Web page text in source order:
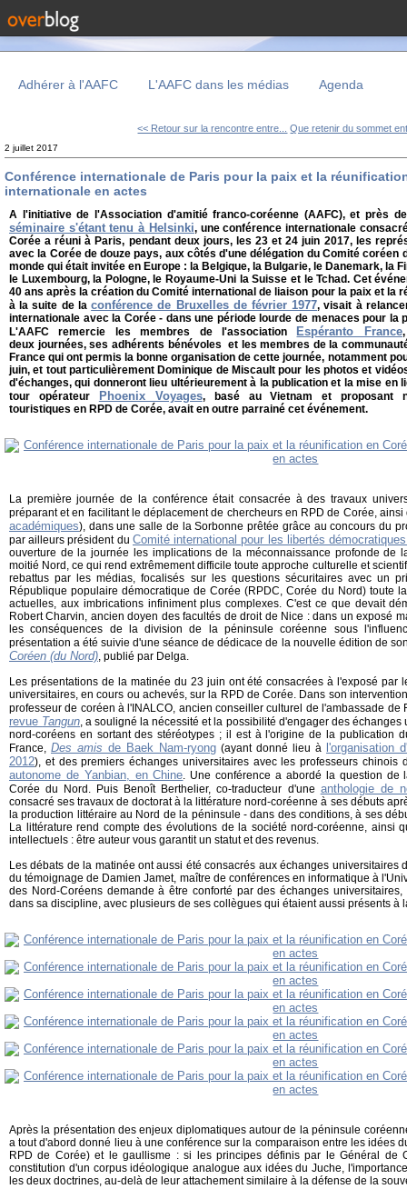
Adhérer à l'AAFC L'AAFC dans les médias Agenda
<< Retour sur la rencontre entre... Que retenir du sommet
2 juillet 2017
Conférence internationale de Paris pour la paix et la
internationale en actes
A l'initiative de l'Association d'amitié franco-coréenne (AAFC), et près
séminaire s'étant tenu à Helsinki, une conférence internationale
Corée a réuni à Paris, pendant deux jours, les 23 et 24 juin 2017, les
avec la Corée de douze pays, aux côtés d'une délégation du Comité coréen
monde qui était invitée en Europe : la Belgique, la Bulgarie, le Danemark, la
le Luxembourg, la Pologne, le Royaume-Uni la Suisse et le Tchad. Cet
40 ans après la création du Comité international de liaison pour la paix et la
à la suite de laconférence de Bruxelles de février 1977, visait à
internationale avec la Corée - dans une période lourde de menaces pour la
L'AAFC remercie les membres de l'association
Espéranto France
deux journées, ses adhérents bénévoles et les membres de la
France qui ont permis la bonne organisation de cette journée, notamment
juin, et tout particulièrement Dominique de Miscault pour les photos et
d'échanges, qui donneront lieu ultérieurement à la publication et la mise en
tour opérateur
Phoenix Voyages, basé au Vietnam et proposant
touristiques en RPD de Corée, avait en outre parrainé cet événement.
La première journée de la conférence était consacrée à des travaux
préparant et en facilitant le déplacement de chercheurs en RPD de Corée,
académiques), dans une salle de la Sorbonne prêtée grâce au concours du
par ailleurs président du Comité international pour les libertés
ouverture de la journée les implications de la méconnaissance profonde de
moitié Nord, ce qui rend extrêmement difficile toute approche culturelle et
rebattus par les médias, focalisés sur les questions sécuritaires avec un
République populaire démocratique de Corée (RPDC, Corée du Nord) toute
actuelles, aux imbrications infiniment plus complexes. C'est ce que devait
Robert Charvin, ancien doyen des facultés de droit de Nice : dans un exposé
les conséquences de la division de la péninsule coréenne sous
présentation a été suivie d'une séance de dédicace de la nouvelle édition de
Coréen (du Nord), publié par Delga.
Les présentations de la matinée du 23 juin ont été consacrées à l'exposé par
universitaires, en cours ou achevés, sur la RPD de Corée. Dans son
professeur de coréen à l'INALCO, ancien conseiller culturel de l'ambassade
revue Tangun, a souligné la nécessité et la possibilité d'engager des
nord-coréens en sortant des stéréotypes ; il est à l'origine de la publication
France, Des amis de Baek Nam-ryong (ayant donné lieu à l'organisation
2012), et des premiers échanges universitaires avec les professeurs
autonome de Yanbian, en Chine. Une conférence a abordé la question de
Corée du Nord. Puis Benoît Berthelier, co-traducteur d'une anthologie de
consacré ses travaux de doctorat à la littérature nord-coréenne à ses débuts
la production littéraire au Nord de la péninsule - dans des conditions, à ses
La littérature rend compte des évolutions de la société nord-coréenne, ainsi
intellectuels : être auteur vous garantit un statut et des revenus.
Les débats de la matinée ont aussi été consacrés aux échanges universitaires
du témoignage de Damien Jamet, maître de conférences en informatique à
des Nord-Coréens demande à être conforté par des échanges
dans sa discipline, avec plusieurs de ses collègues qui étaient aussi présents à
Après la présentation des enjeux diplomatiques autour de la péninsule
a tout d'abord donné lieu à une conférence sur la comparaison entre les idées
RPD de Corée) et le gaullisme : si les principes définis par le Général de
constitution d'un corpus idéologique analogue aux idées du Juche,
les deux doctrines, au-delà de leur attachement similaire à la défense de la